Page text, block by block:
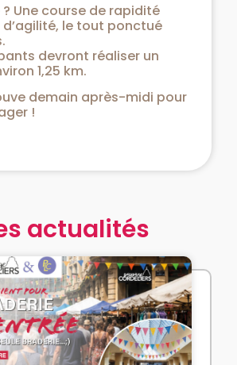
? Une course de rapidité
le tout ponctué
devront réaliser un
1,25 km.
demain après-midi pour
!
actualités